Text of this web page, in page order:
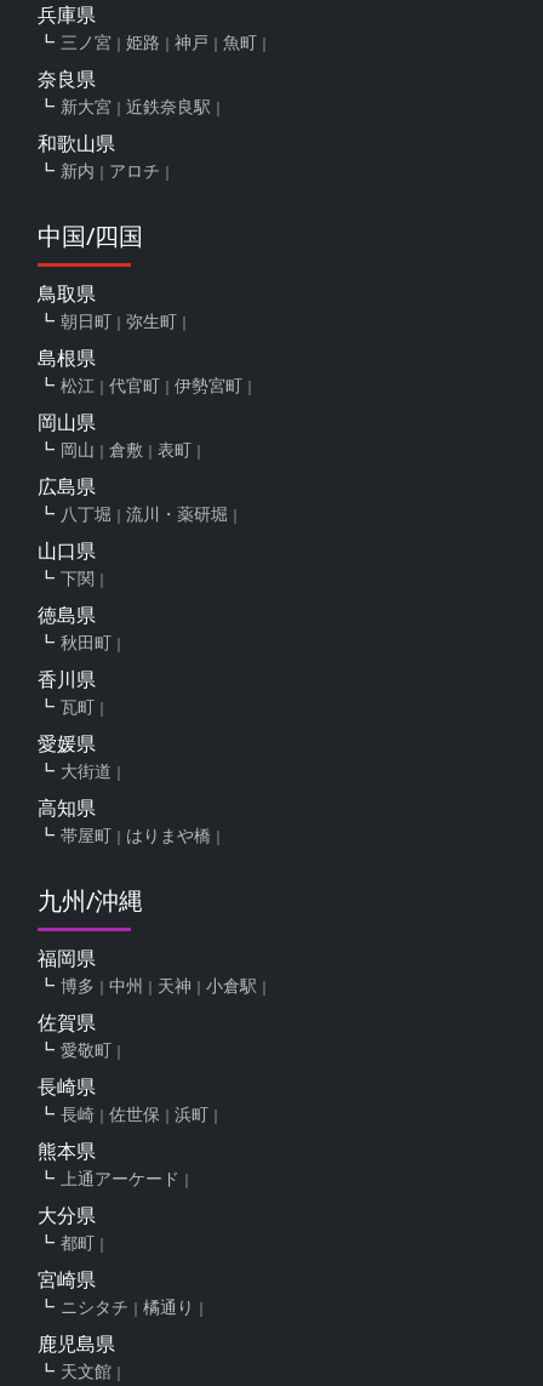
兵庫県
三ノ宮 姫路 神戸 魚町
奈良県
新大宮 近鉄奈良駅
和歌山県
新内 アロチ
中国/四国
鳥取県
朝日町 弥生町
島根県
松江 代官町 伊勢宮町
岡山県
岡山 倉敷 表町
広島県
八丁堀 流川・薬研堀
山口県
下関
徳島県
秋田町
香川県
瓦町
愛媛県
大街道
高知県
帯屋町 はりまや橋
九州/沖縄
福岡県
博多 中州 天神 小倉駅
佐賀県
愛敬町
長崎県
長崎 佐世保 浜町
熊本県
上通アーケード
大分県
都町
宮崎県
ニシタチ 橘通り
鹿児島県
天文館